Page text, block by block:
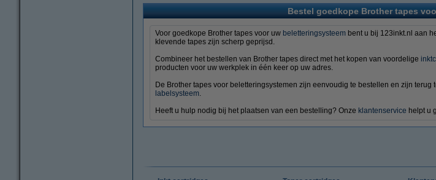
Bestel goedkope Brother tapes
Voor goedkope Brother tapes voor uw beletteringsysteem bent u bij 123inkt.nl aan
klevende tapes zijn scherp geprijsd.
Combineer het bestellen van Brother tapes direct met het kopen van voordelige
producten voor uw werkplek in één keer op uw adres.
De Brother tapes voor beletteringsystemen zijn eenvoudig te bestellen en zijn
labelsysteem.
Heeft u hulp nodig bij het plaatsen van een bestelling? Onze klantenservice helpt u